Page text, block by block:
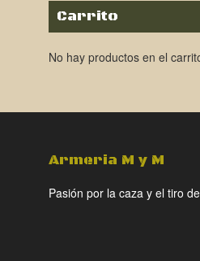
Carrito
No hay productos en el
Armeria M y M
Pasión por la caza y el tiro